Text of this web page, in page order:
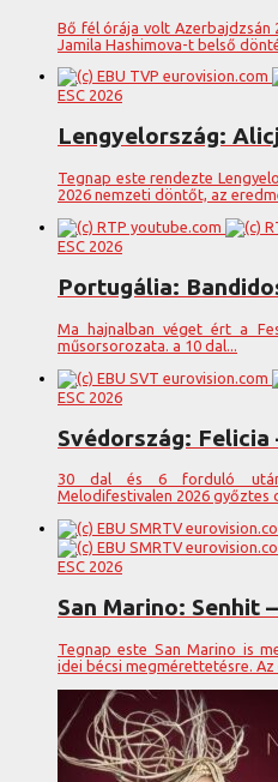
Bő fél órája volt Azerbajdzsán
Jamila Hashimova-t belső
ESC 2026
Lengyelország:
Tegnap este rendezte
2026 nemzeti döntőt, az
ESC 2026
Portugália:
Ma hajnalban véget ért a
műsorsorozata. a 10 dal...
ESC 2026
Svédország: Felicia
30 dal és 6 forduló
Melodifestivalen 2026 győztes
ESC 2026
San Marino: Senhit
Tegnap este San Marino is
idei bécsi megmérettetésre.